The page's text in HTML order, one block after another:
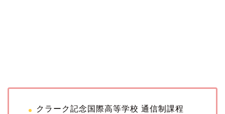
クラーク記念国際高等学校 通信制課程